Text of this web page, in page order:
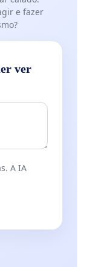
e fazer
ver
A IA